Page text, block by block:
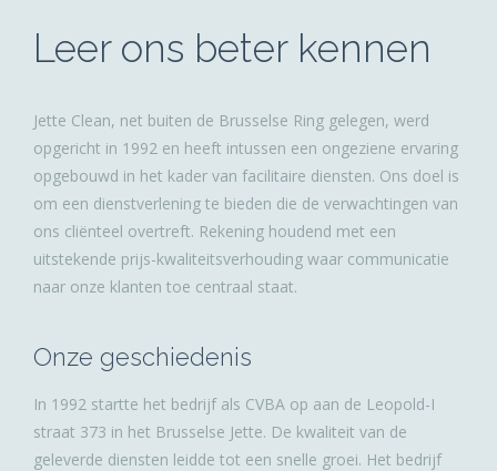
Leer ons beter kennen
Jette Clean, net buiten de Brusselse Ring gelegen, werd
opgericht in 1992 en heeft intussen een ongeziene ervaring
opgebouwd in het kader van facilitaire diensten. Ons doel is
om een dienstverlening te bieden die de verwachtingen van
ons cliënteel overtreft. Rekening houdend met een
uitstekende prijs-kwaliteitsverhouding waar communicatie
naar onze klanten toe centraal staat.
Onze geschiedenis
In 1992 startte het bedrijf als CVBA op aan de Leopold-I
straat 373 in het Brusselse Jette. De kwaliteit van de
geleverde diensten leidde tot een snelle groei. Het bedrijf